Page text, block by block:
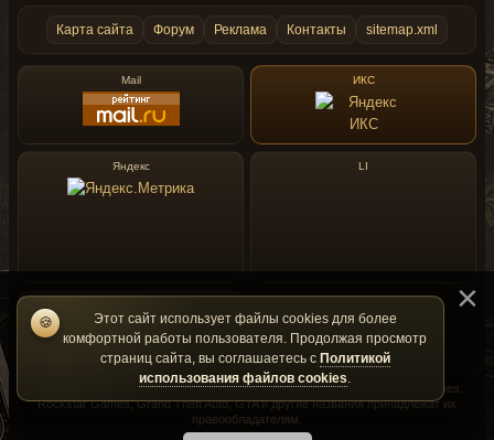
Карта сайта Форум Реклама Контакты sitemap.xml
Mail ИКС
Яндекс LI
GtaMania — фан-сайт и не является официальным сайтом Rockstar Games.
Rockstar Games, Grand Theft Auto, GTA и другие названия принадлежат их
правообладателям.
🍪
Этот сайт использует файлы cookies для более
комфортной работы пользователя. Продолжая просмотр
страниц сайта, вы соглашаетесь с Политикой
использования файлов cookies.